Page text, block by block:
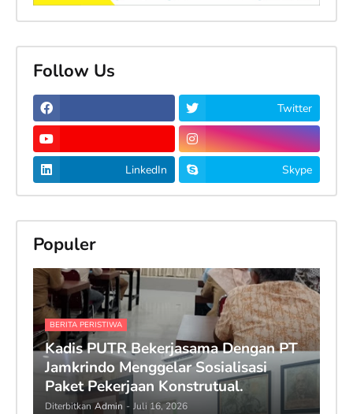
Follow Us
Twitter
LinkedIn Skype
Populer
BERITA PERISTIWA
Kadis PUTR Bekerjasama Dengan PT
Jamkrindo Menggelar Sosialisasi
Paket Pekerjaan Konstrutual.
Diterbitkan Admin - Juli 16, 2026